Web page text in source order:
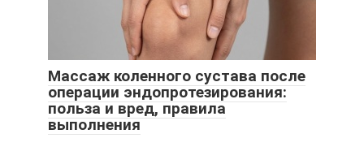
Массаж коленного сустава после
операции эндопротезирования:
польза и вред, правила
выполнения